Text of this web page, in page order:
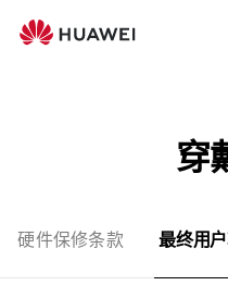
-
穿
硬件保修条款 最终用